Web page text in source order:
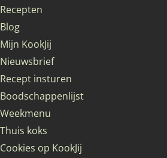
Recepten
Blog
Mijn KookJij
Nieuwsbrief
Recept insturen
Boodschappenlijst
Weekmenu
Thuis koks
Cookies op KookJij